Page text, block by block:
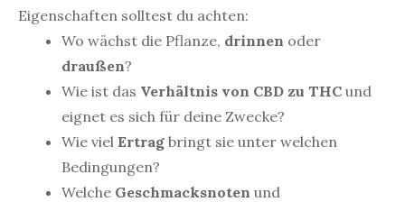
Eigenschaften solltest du achten:
Wo wächst die Pflanze, drinnen oder
draußen?
Wie ist das Verhältnis von CBD zu THC und
eignet es sich für deine Zwecke?
Wie viel Ertrag bringt sie unter welchen
Bedingungen?
Welche Geschmacksnoten und